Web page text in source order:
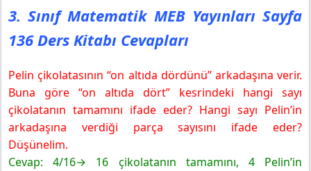
Cevapları
Etkinlik
3. Sınıf Matematik MEB Yayınları Sayfa 137 Ders Kitabı
Yapalım
3. Sınıf Matematik MEB Yayınları Sayfa 138 Ders Kitabı
Cevapları
3. Sınıf Matematik MEB Yayınları Sayfa 140 Ders Kitabı
Cevapları
Yapalım
3. Sınıf Matematik MEB Yayınları Sayfa
136 Ders Kitabı Cevapları
Pelin çikolatasının “on altıda dördünü” arkadaşına verir.
Buna göre “on altıda dört” kesrindeki hangi sayı
çikolatanın tamamını ifade eder? Hangi sayı Pelin’in
arkadaşına verdiği parça sayısını ifade eder?
Düşünelim.
Cevap: 4/16→ 16 çikolatanın tamamını, 4 Pelin’in